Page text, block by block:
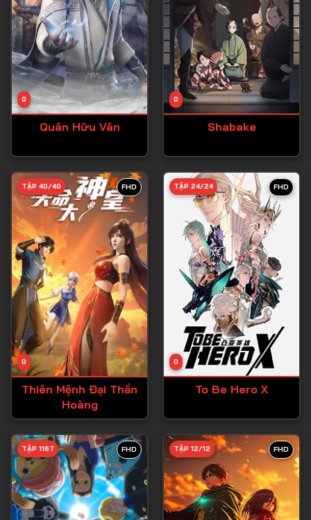
Tập 11
Tập 12
Tập 13
Tập 14
Tập 15
Tập 17
Tập 18
Tập 20
Tập 21
Tập 22
Tập 23
Tập 25
Tập 26
Tập 29
Tập 30
Tập 31
0
Quân Hữu Vân
0
Shabake
FHD
0
TẬP 40/40
Thiên Mệnh Đại Thần
Hoàng
FHD
0
TẬP 24/24
To Be Hero X
FHD
TẬP 1167 FHD
TẬP 12/12